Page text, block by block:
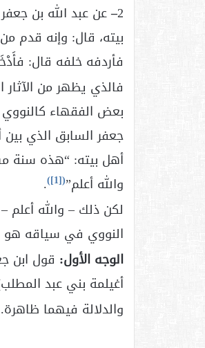
2
–عن عبد الله بن
بيته، قال: وإنه قدم
فأردفه خلفه قال:
فالذي يظهر من
بعض الفقهاء
جعفر السابق الذي
أهل بيته: “هذه سنة
والله أعلم”(
[1]
)
.
لكن ذلك – والله أعلم
النووي في سياقه هو
الوجه الأول: قول ابن
أغيلمة بني عبد المطلب)
والدلالة فيهما ظاهرة.